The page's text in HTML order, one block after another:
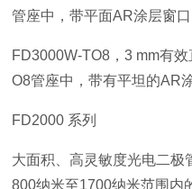
管座中，带平面AR涂层窗口
FD3000W-TO8，3 mm有
O8管座中，带有平坦的AR
FD2000 系列
大面积、高灵敏度光电二极
800纳米至1700纳米范围内